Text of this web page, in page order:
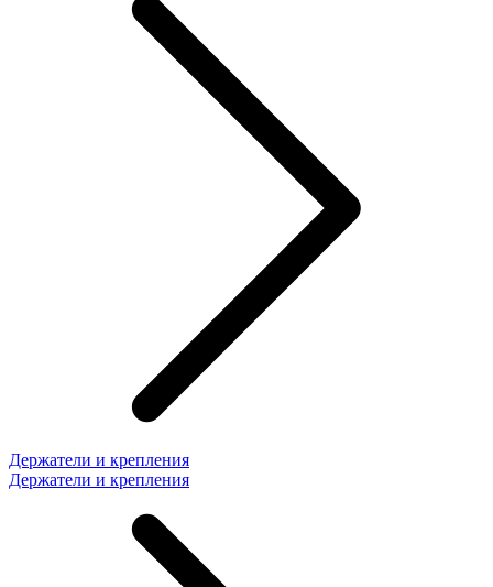
Держатели и крепления
Держатели и крепления